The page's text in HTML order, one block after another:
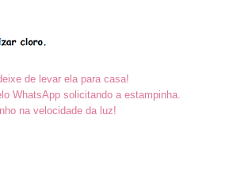
de levar ela para casa!
WhatsApp solicitando a estampinha.
na velocidade da luz!